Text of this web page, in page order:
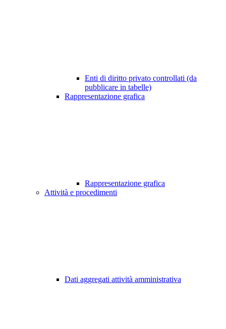
Enti di diritto privato controllati (da
pubblicare in tabelle)
Rappresentazione grafica
Rappresentazione grafica
Attività e procedimenti
Dati aggregati attività amministrativa